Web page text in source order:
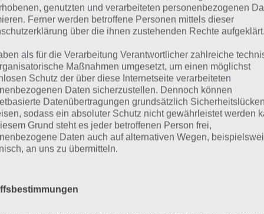
bringt und auch schon den Spin draufhat. Zwei
vor dem Stein, um ihn schneller zu machen.
muss der Curling Stein so nahe wie möglich ins
dann wie folgt: Das Team, dessen Stein näher zur
einen Punkt. Liegen nun weitere Steine innerhalb
Teams und dabei näher als die des Gegners zur
noch dazuaddiert.
Spielmodi, auf die
Curling 3D setzt all das um, was man sich
genutzten und verarbeiteten personenbezogenen
Ferner werden betroffene Personen mittels dieser
über die ihnen zustehenden Rechte aufgeklärt.
als für die Verarbeitung Verantwortlicher zahlreiche
Maßnahmen umgesetzt, um einen möglichst
Schutz der über diese Internetseite verarbeiteten
Daten sicherzustellen. Dennoch können
Datenübertragungen grundsätzlich Sicherheitslücken
sodass ein absoluter Schutz nicht gewährleistet werden
Grund steht es jeder betroffenen Person frei,
Daten auch auf alternativen Wegen,
an uns zu übermitteln.